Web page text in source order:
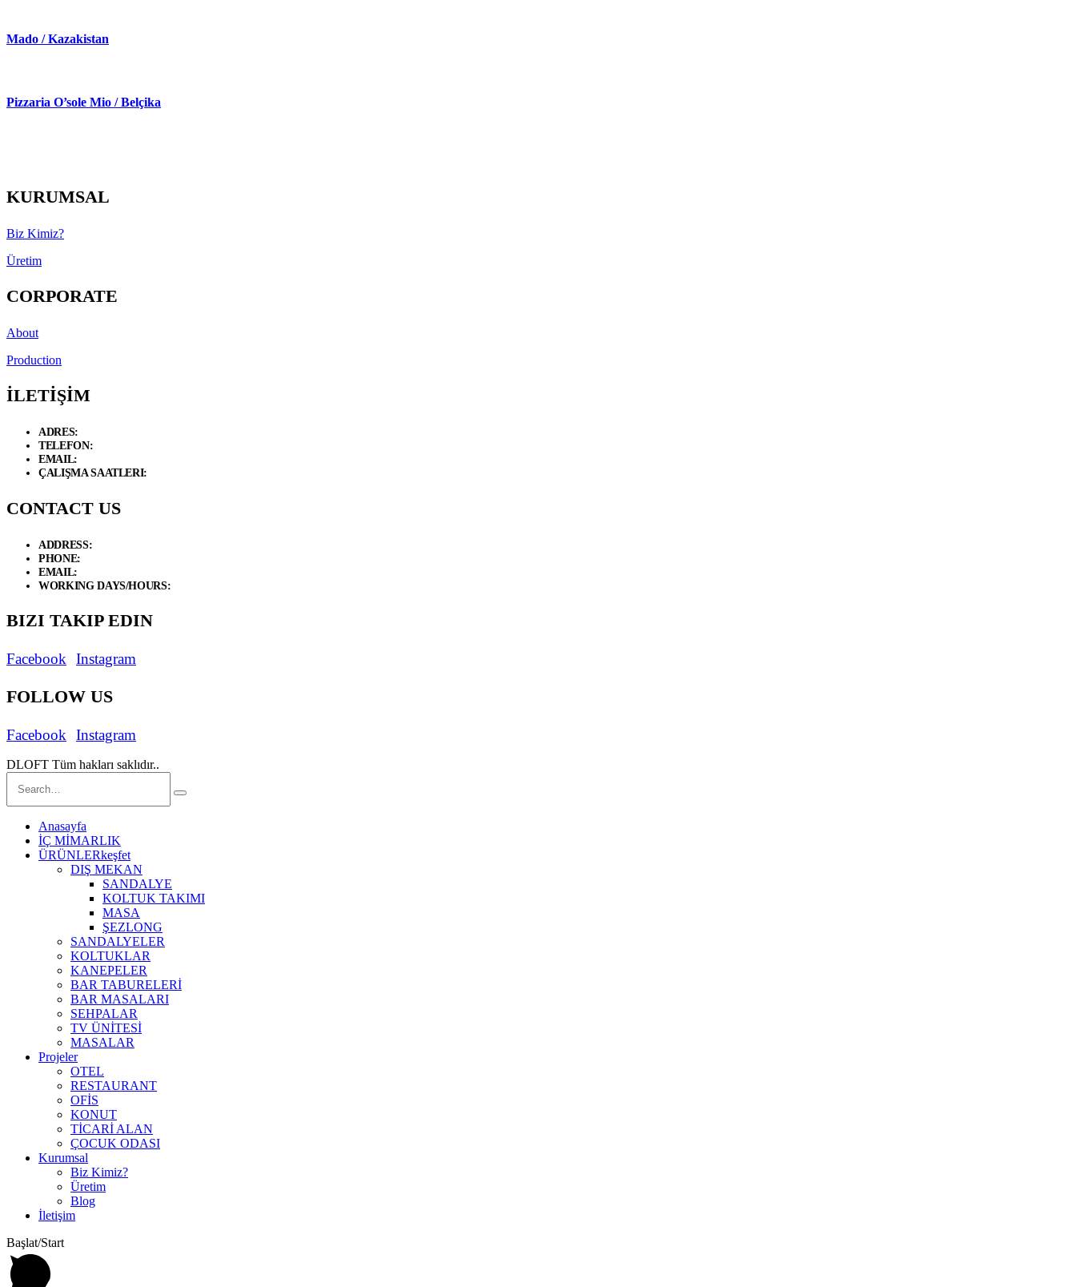
Mado / Kazakistan
Pizzaria O’sole Mio / Belçika
KURUMSAL
Biz Kimiz?
Üretim
CORPORATE
About
Production
İLETİŞİM
ADRES:
TELEFON:
EMAIL:
ÇALIŞMA SAATLERI:
CONTACT US
ADDRESS:
PHONE:
EMAIL:
WORKING DAYS/HOURS:
BIZI TAKIP EDIN
Facebook Instagram
FOLLOW US
Facebook Instagram
DLOFT Tüm hakları saklıdır..
Anasayfa
İÇ MİMARLIK
ÜRÜNLERkeşfet
DIŞ MEKAN
SANDALYE
KOLTUK TAKIMI
MASA
ŞEZLONG
SANDALYELER
KOLTUKLAR
KANEPELER
BAR TABURELERİ
BAR MASALARI
SEHPALAR
TV ÜNİTESİ
MASALAR
Projeler
OTEL
RESTAURANT
OFİS
KONUT
TİCARİ ALAN
ÇOCUK ODASI
Kurumsal
Biz Kimiz?
Üretim
Blog
İletişim
Başlat/Start